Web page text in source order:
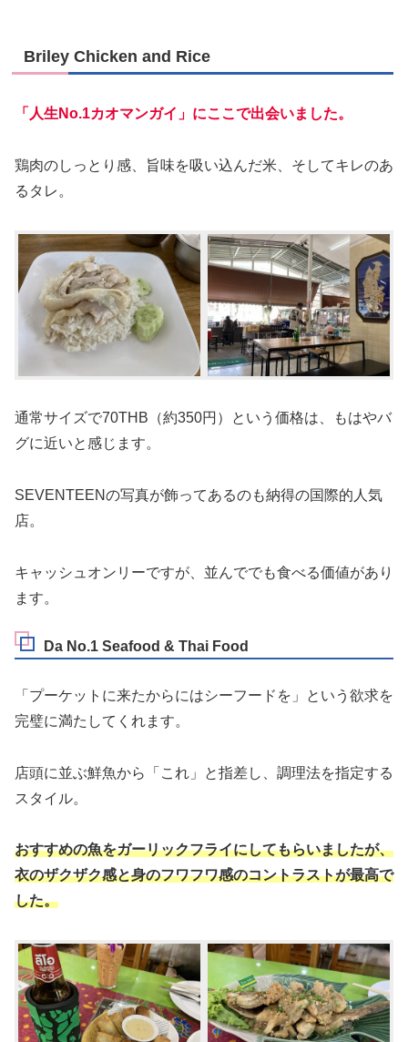
Briley Chicken and Rice
「人生No.1カオマンガイ」にここで出会いました。
鶏肉のしっとり感、旨味を吸い込んだ米、そしてキレのあ
るタレ。
通常サイズで70THB（約350円）という価格は、もはやバ
グに近いと感じます。
SEVENTEENの写真が飾ってあるのも納得の国際的人気
店。
キャッシュオンリーですが、並んででも食べる価値があり
ます。
Da No.1 Seafood & Thai Food
「プーケットに来たからにはシーフードを」という欲求を
完璧に満たしてくれます。
店頭に並ぶ鮮魚から「これ」と指差し、調理法を指定する
スタイル。
おすすめの魚をガーリックフライにしてもらいましたが、
衣のザクザク感と身のフワフワ感のコントラストが最高で
した。